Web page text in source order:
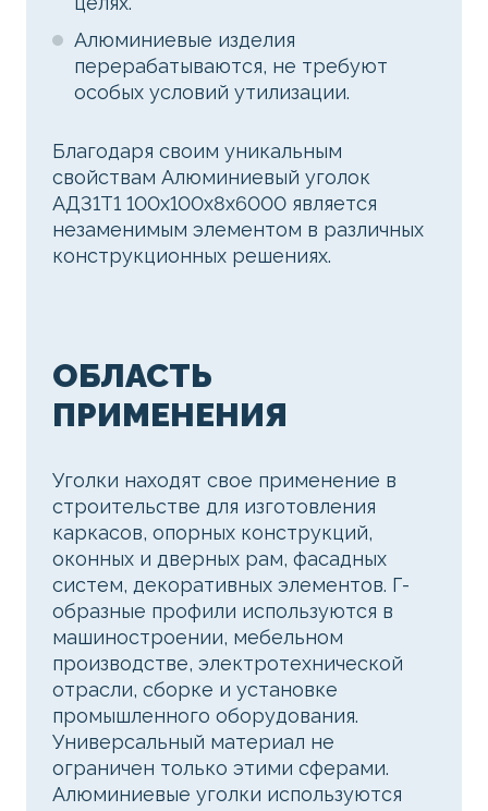
Алюминиевые изделия
перерабатываются, не требуют
особых условий утилизации.
Благодаря своим уникальным
свойствам Алюминиевый уголок
АД31Т1 100х100х8х6000 является
незаменимым элементом в различных
конструкционных решениях.
ОБЛАСТЬ
ПРИМЕНЕНИЯ
Уголки находят свое применение в
строительстве для изготовления
каркасов, опорных конструкций,
оконных и дверных рам, фасадных
систем, декоративных элементов. Г-
образные профили используются в
машиностроении, мебельном
производстве, электротехнической
отрасли, сборке и установке
промышленного оборудования.
Универсальный материал не
ограничен только этими сферами.
Алюминиевые уголки используются